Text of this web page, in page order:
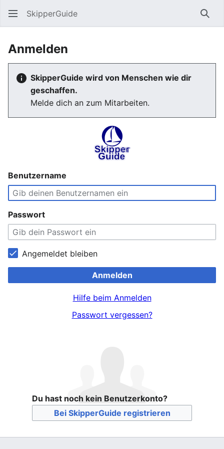
SkipperGuide
Anmelden
SkipperGuide wird von Menschen wie dir
geschaffen.
Melde dich an zum Mitarbeiten.
Benutzername
Passwort
Angemeldet bleiben
Anmelden
Hilfe beim Anmelden
Passwort vergessen?
Du hast noch kein Benutzerkonto?
Bei SkipperGuide registrieren